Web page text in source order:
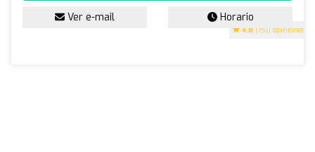
4.8 (150 opiniones)
Ver e-mail Horario